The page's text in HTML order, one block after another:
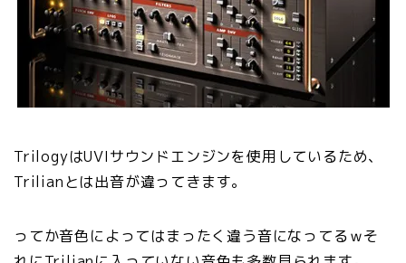
TrilogyはUVIサウンドエンジンを使用しているため、
Trilianとは出音が違ってきます。
ってか音色によってはまったく違う音になってるｗそ